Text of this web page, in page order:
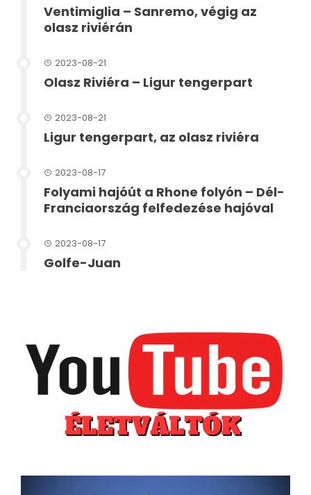
Ventimiglia – Sanremo, végig az
olasz riviérán
2023-08-21
Olasz Riviéra – Ligur tengerpart
2023-08-21
Ligur tengerpart, az olasz riviéra
2023-08-17
Folyami hajóút a Rhone folyón – Dél-
Franciaország felfedezése hajóval
2023-08-17
Golfe-Juan